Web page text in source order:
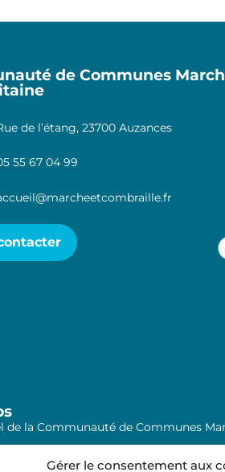
Gérer le consentement aux
de Communes
de l’étang, 23700 Auzances
55 67 04 99
de la Communauté de Communes